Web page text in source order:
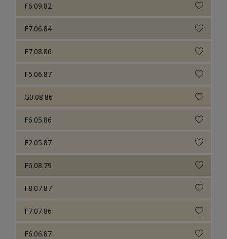
F6.09.82
F7.06.84
F7.08.86
F5.06.87
G0.08.86
F6.05.86
F2.05.87
F6.08.79
F8.07.87
F7.07.86
F6.06.87